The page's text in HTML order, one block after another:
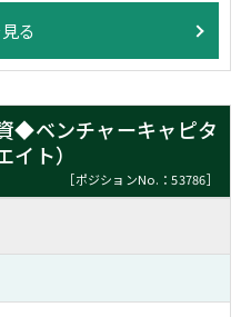
る
◆ベンチャーキャピタ
ト）
［ポジションNo.：53786］